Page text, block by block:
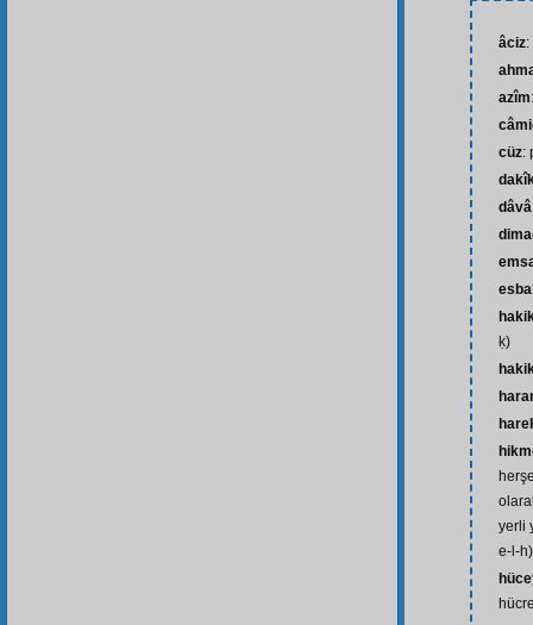
âciz
azîm
cüz:
dâvâ
ḳ)
yerli
e-l-h)